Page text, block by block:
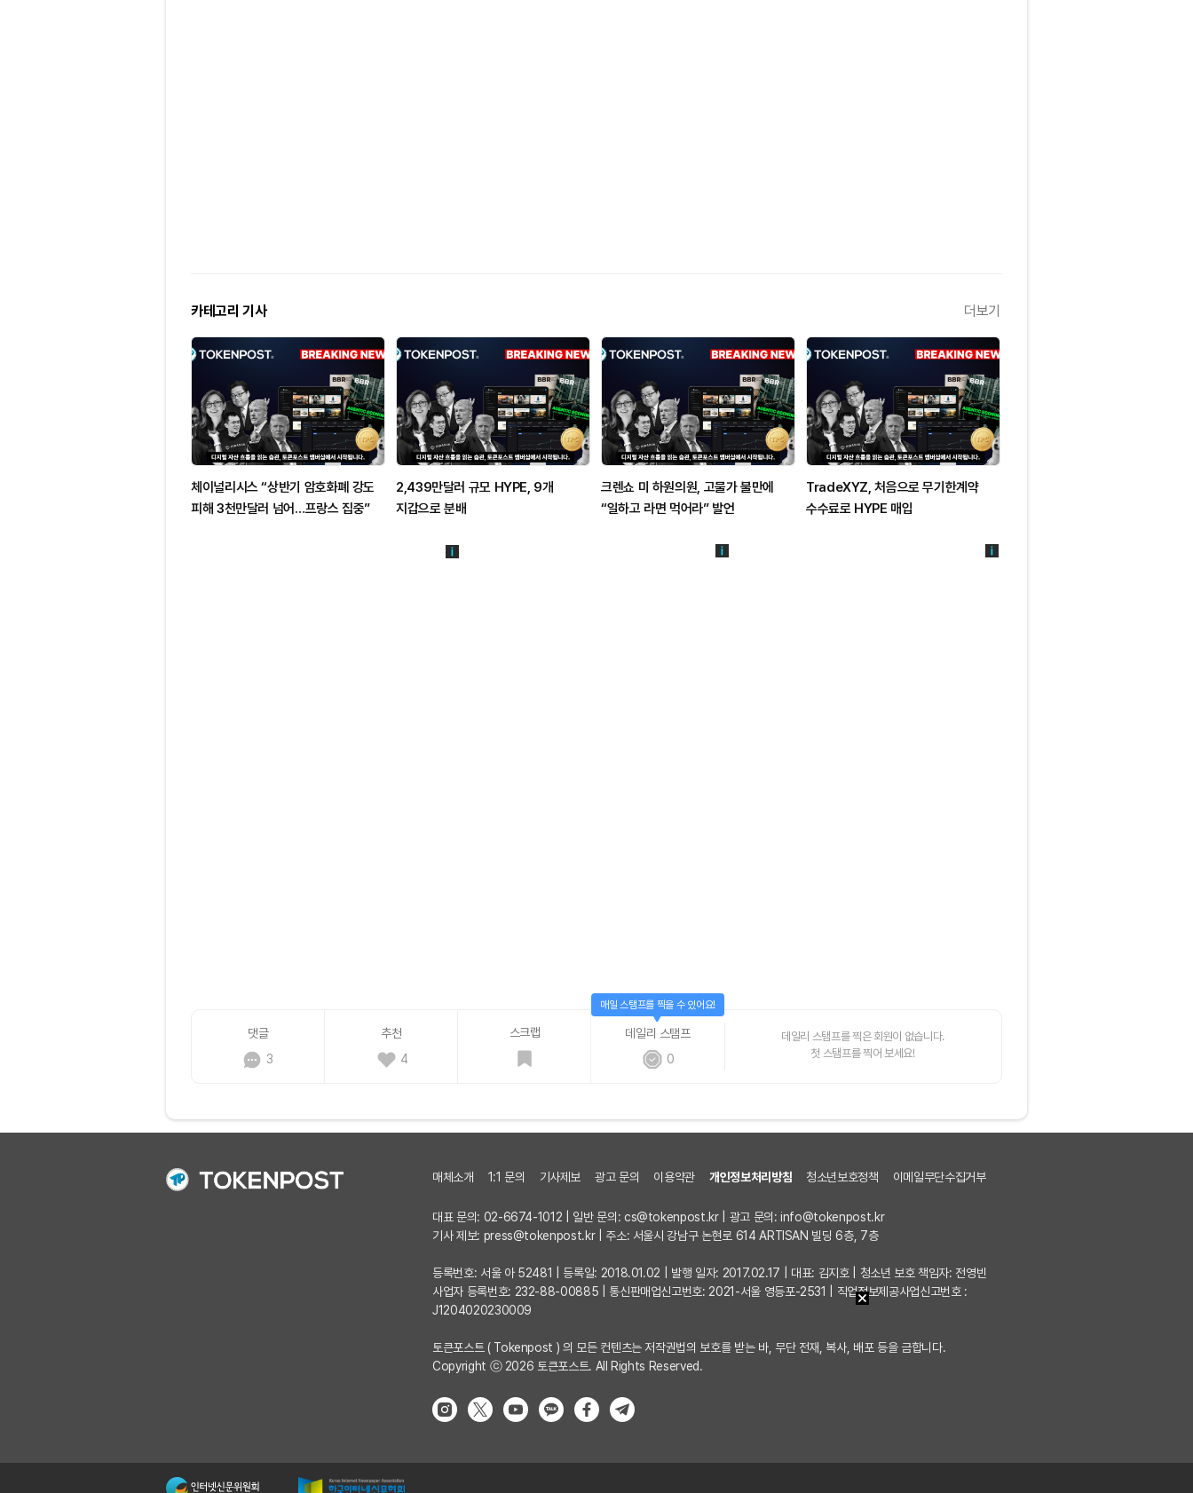
카테고리 기사 더보기
체이널리시스 “상반기 암호화폐 강도
피해 3천만달러 넘어…프랑스 집중”
2,439만달러 규모 HYPE, 9개
지갑으로 분배
크렌쇼 미 하원의원, 고물가 불만에
“일하고 라면 먹어라” 발언
TradeXYZ, 처음으로 무기한계약
수수료로 HYPE 매입
댓글
3
추천
4
스크랩
데일리 스탬프
0
매일 스탬프를 찍을 수 있어요!
데일리 스탬프를 찍은 회원이 없습니다.
첫 스탬프를 찍어 보세요!
매체소개 1:1 문의 기사제보 광고 문의 이용약관 개인정보처리방침 청소년보호정책 이메일무단수집거부
대표 문의: 02-6674-1012 | 일반 문의: cs@tokenpost.kr| 광고 문의:info@tokenpost.kr
기사 제보: press@tokenpost.kr| 주소: 서울시 강남구 논현로 614 ARTISAN 빌딩 6층, 7층
등록번호: 서울 아 52481 | 등록일: 2018.01.02 | 발행 일자: 2017.02.17 | 대표: 김지호 | 청소년 보호 책임자: 전영빈
사업자 등록번호: 232-88-00885 | 통신판매업신고번호: 2021-서울 영등포-2531 | 직업정보제공사업신고번호 :
J1204020230009
토큰포스트 ( Tokenpost ) 의 모든 컨텐츠는 저작권법의 보호를 받는 바, 무단 전재, 복사, 배포 등을 금합니다.
Copyright ⓒ 2026 토큰포스트. All Rights Reserved.